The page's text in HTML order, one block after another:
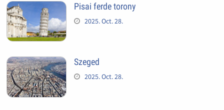
Pisai ferde torony
2025. Oct. 28.
Szeged
2025. Oct. 28.